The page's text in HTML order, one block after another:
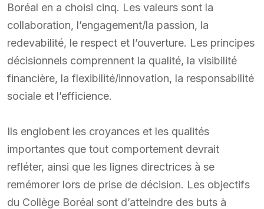
Boréal en a choisi cinq. Les valeurs sont la
collaboration, l’engagement/la passion, la
redevabilité, le respect et l’ouverture. Les principes
décisionnels comprennent la qualité, la visibilité
financière, la flexibilité/innovation, la responsabilité
sociale et l’efficience.
Ils englobent les croyances et les qualités
importantes que tout comportement devrait
refléter, ainsi que les lignes directrices à se
remémorer lors de prise de décision. Les objectifs
du Collège Boréal sont d’atteindre des buts à